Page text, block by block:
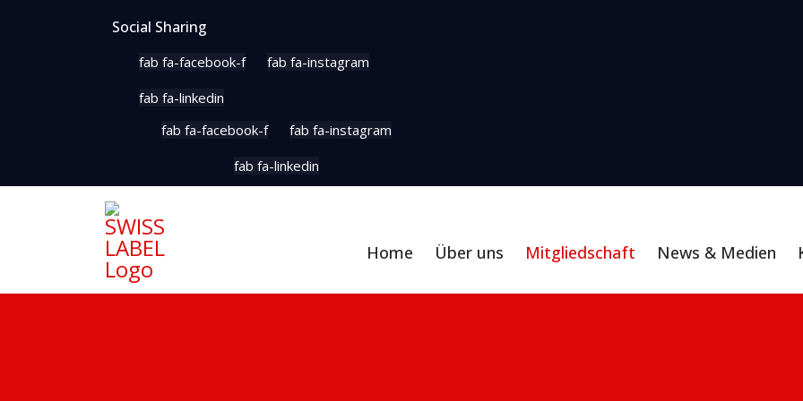
Social Sharing
fab fa-facebook-f
fab fa-instagram
fab fa-linkedin
fab fa-facebook-f
fab fa-instagram
fab fa-linkedin
Home Über uns Mitgliedschaft News & Medien